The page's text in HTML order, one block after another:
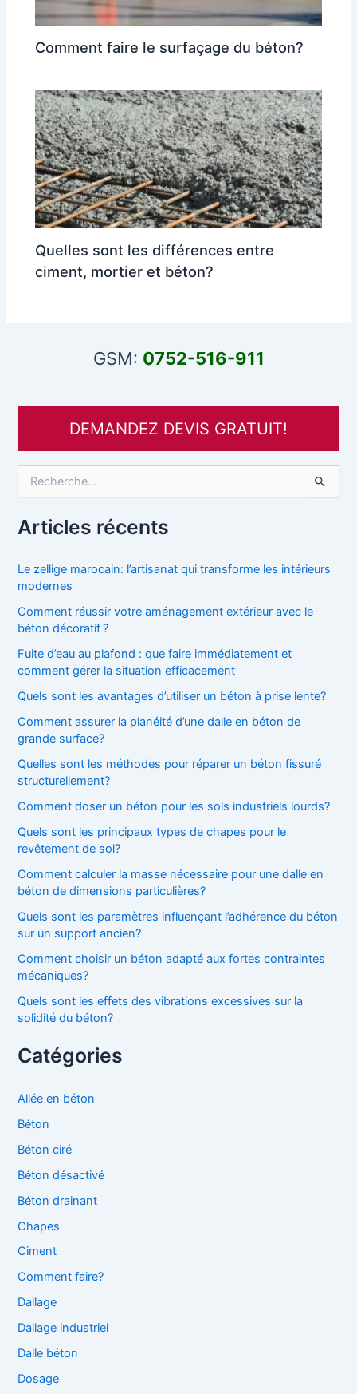
Comment faire le surfaçage du béton?
Quelles sont les différences entre
ciment, mortier et béton?
GSM: 0752-516-911
DEMANDEZ DEVIS GRATUIT!
h
e
c
h
r
:
Articles récents
Le zellige marocain: l’artisanat qui transforme les intérieurs
modernes
Comment réussir votre aménagement extérieur avec le
béton décoratif ?
Fuite d’eau au plafond : que faire immédiatement et
comment gérer la situation efficacement
Quels sont les avantages d’utiliser un béton à prise lente?
Comment assurer la planéité d’une dalle en béton de
grande surface?
Quelles sont les méthodes pour réparer un béton fissuré
structurellement?
Comment doser un béton pour les sols industriels lourds?
Quels sont les principaux types de chapes pour le
revêtement de sol?
Comment calculer la masse nécessaire pour une dalle en
béton de dimensions particulières?
Quels sont les paramètres influençant l’adhérence du béton
sur un support ancien?
Comment choisir un béton adapté aux fortes contraintes
mécaniques?
Quels sont les effets des vibrations excessives sur la
solidité du béton?
Catégories
Allée en béton
Béton
Béton ciré
Béton désactivé
Béton drainant
Chapes
Ciment
Comment faire?
Dallage
Dallage industriel
Dalle béton
Dosage